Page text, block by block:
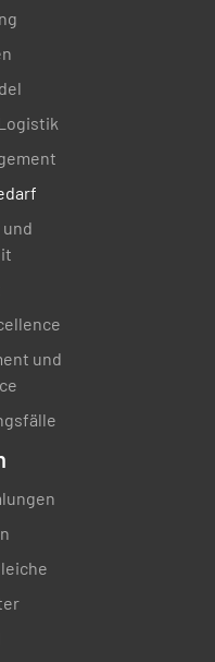
der
Abweichung
und